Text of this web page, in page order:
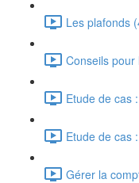
Les plafonds
Conseils
Etude de cas
Etude de cas
Gérer la